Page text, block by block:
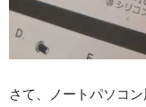
さて、ノートパソコ